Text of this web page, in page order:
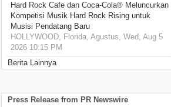
Hard Rock Cafe dan Coca-Cola® Meluncurkan
Kompetisi Musik Hard Rock Rising untuk
Musisi Pendatang Baru
HOLLYWOOD, Florida, Agustus, Wed, Aug 5
2026 10:15 PM
Berita Lainnya
Press Release from PR Newswire